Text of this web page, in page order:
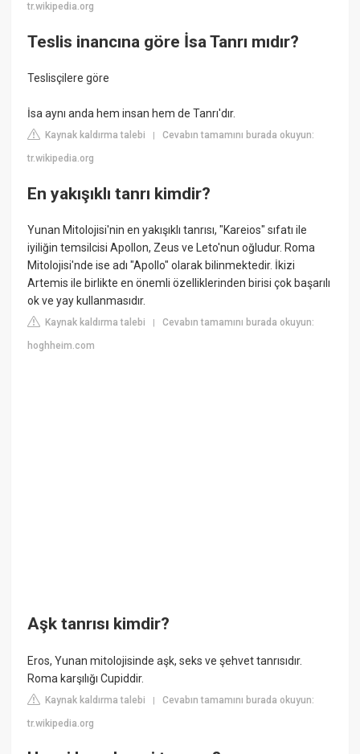
tr.wikipedia.org
Teslis inancına göre İsa Tanrı mıdır?
Teslisçilere göre
İsa aynı anda hem insan hem de Tanrı'dır.
Kaynak kaldırma talebi |Cevabın tamamını burada okuyun:
tr.wikipedia.org
En yakışıklı tanrı kimdir?
Yunan Mitolojisi'nin en yakışıklı tanrısı, "Kareios" sıfatı ile
iyiliğin temsilcisi Apollon, Zeus ve Leto'nun oğludur. Roma
Mitolojisi'nde ise adı "Apollo" olarak bilinmektedir. İkizi
Artemis ile birlikte en önemli özelliklerinden birisi çok başarılı
ok ve yay kullanmasıdır.
Kaynak kaldırma talebi |Cevabın tamamını burada okuyun:
hoghheim.com
Aşk tanrısı kimdir?
Eros, Yunan mitolojisinde aşk, seks ve şehvet tanrısıdır.
Roma karşılığı Cupiddir.
Kaynak kaldırma talebi |Cevabın tamamını burada okuyun:
tr.wikipedia.org